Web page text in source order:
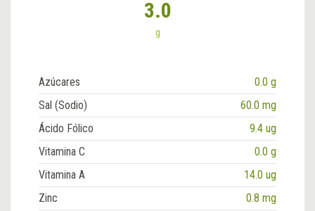
3.0
g
Azúcares
0.0 g
Sal (Sodio)
60.0 mg
Ácido Fólico
9.4 ug
Vitamina C
0.0 g
Vitamina A
14.0 ug
Zinc
0.8 mg